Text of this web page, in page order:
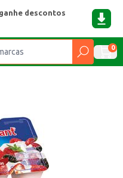
descontos
0